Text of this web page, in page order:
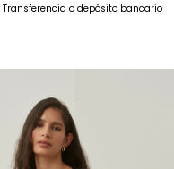
Transferencia o depósito bancario